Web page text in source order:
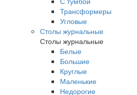
Трансформеры
Угловые
Столы журнальные
Столы журнальные
Белые
Большие
Круглые
Маленькие
Недорогие